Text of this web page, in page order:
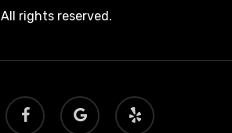
All rights reserved.
facebook
google-
plus
yelp